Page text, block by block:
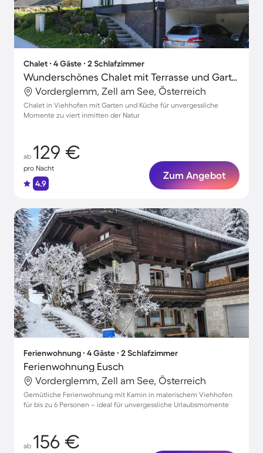
Chalet ∙ 4 Gäste ∙ 2 Schlafzimmer
Wunderschönes Chalet mit Terrasse und Garten | Skifahren in der Nähe
Vorderglemm, Zell am See, Österreich
Chalet in Viehhofen mit Garten und Küche für unvergessliche
Momente zu viert inmitten der Natur
ab 129 €
pro Nacht
4.9
Zum Angebot
Ferienwohnung ∙ 4 Gäste ∙ 2 Schlafzimmer
Ferienwohnung Eusch
Vorderglemm, Zell am See, Österreich
Gemütliche Ferienwohnung mit Kamin in malerischem Viehhofen
für bis zu 6 Personen – ideal für unvergessliche Urlaubsmomente
ab 156 €